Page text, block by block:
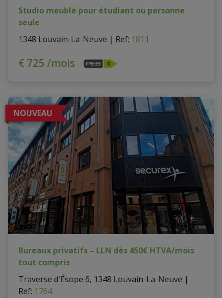
Studio meublé pour étudiant ou personne
seule
1348 Louvain-La-Neuve | Ref: 1811
€ 725 /mois
NOUVEAU
Bureaux privatifs – LLN dès 450€ HTVA/mois
tout compris
Traverse d'Ésope 6, 1348 Louvain-La-Neuve |
Ref: 1764